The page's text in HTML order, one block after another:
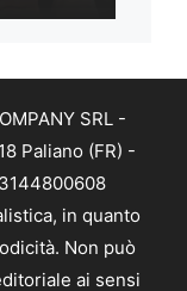
SRL -
Paliano (FR) -
in quanto
Non può
ai sensi